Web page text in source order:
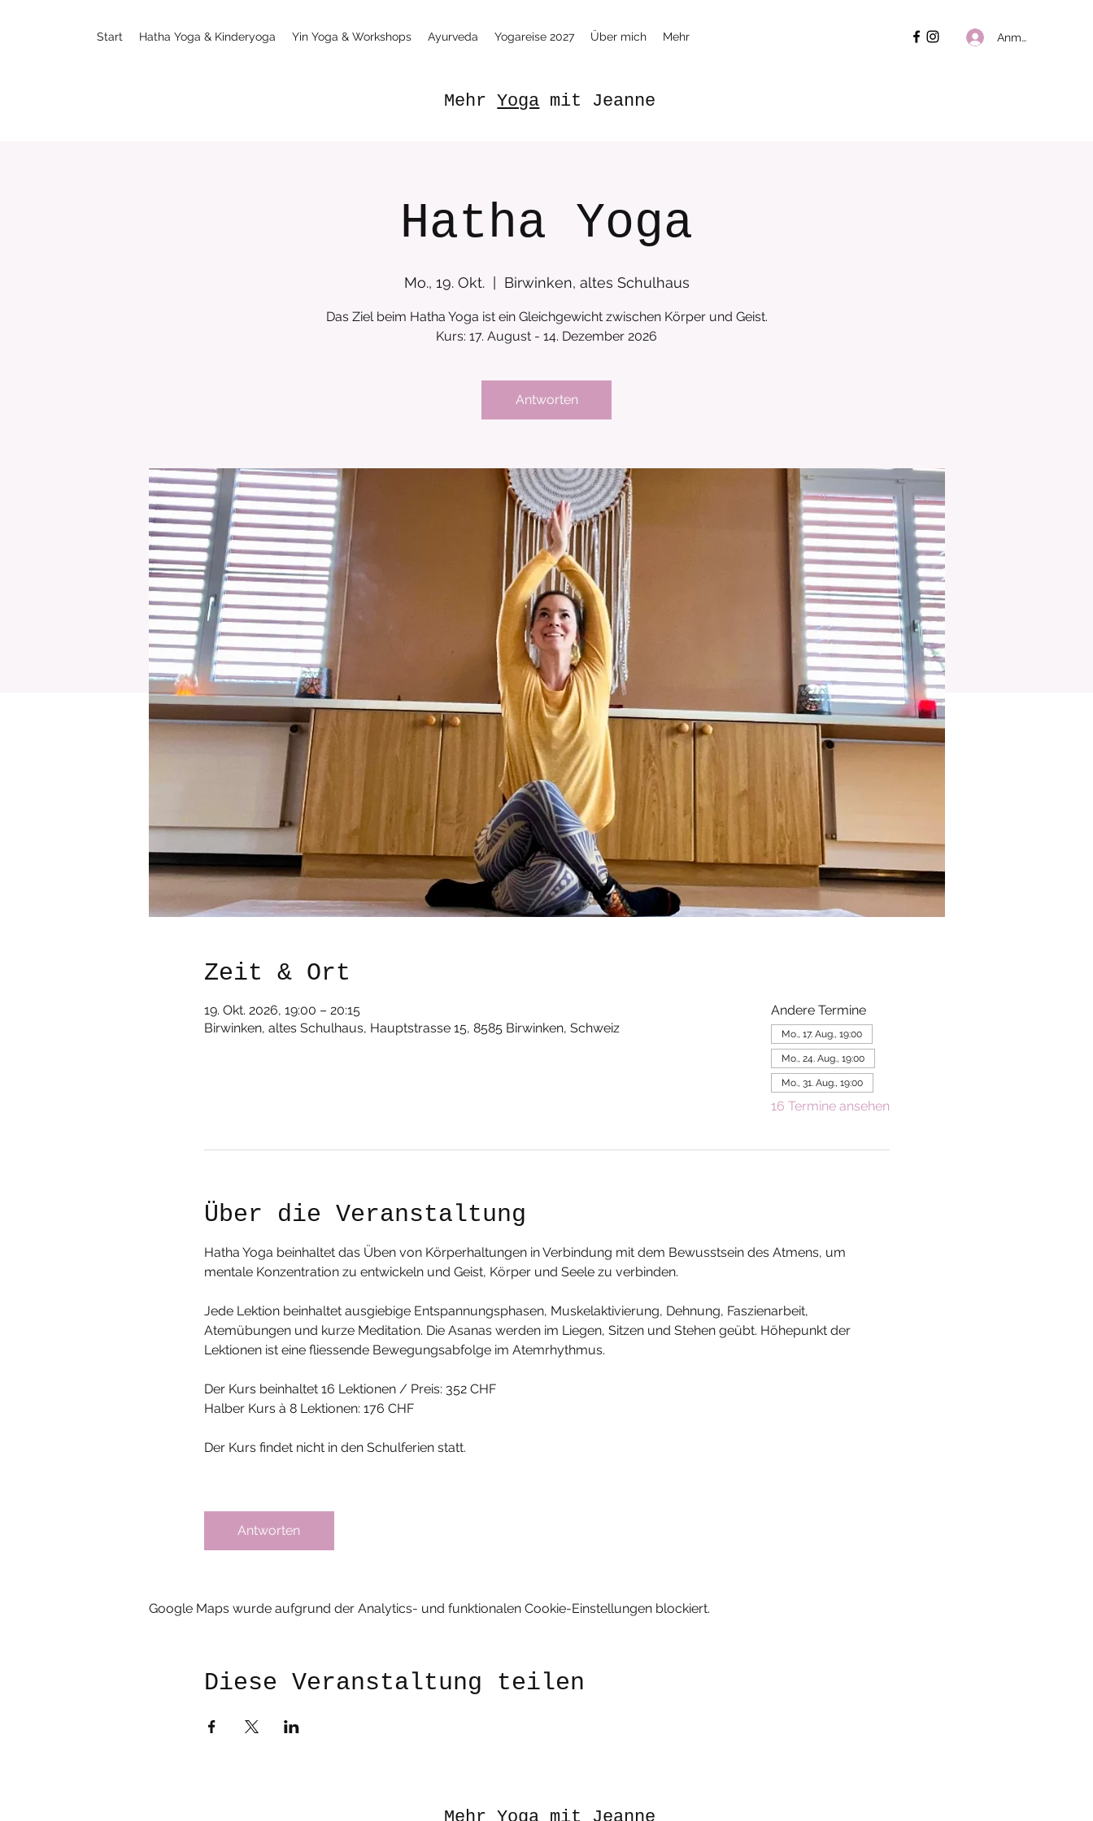
Start Hatha Yoga & Kinderyoga Yin Yoga & Workshops Ayurveda Yogareise 2027 Über mich Mehr Anmelden
MehrYoga mit Jeanne
Hatha Yoga
Mo., 19. Okt.
  |
Birwinken, altes Schulhaus
Das Ziel beim Hatha Yoga ist ein Gleichgewicht zwischen Körper und Geist.
Kurs: 17. August - 14. Dezember 2026
Antworten
Zeit & Ort
19. Okt. 2026, 19:00 – 20:15
Birwinken, altes Schulhaus, Hauptstrasse 15, 8585 Birwinken, Schweiz
Andere Termine
Mo., 17. Aug., 19:00
Mo., 24. Aug., 19:00
Mo., 31. Aug., 19:00
16 Termine ansehen
Über die Veranstaltung
Hatha Yoga beinhaltet das Üben von Körperhaltungen in Verbindung mit dem Bewusstsein des Atmens, um
mentale Konzentration zu entwickeln und Geist, Körper und Seele zu verbinden.
Jede Lektion beinhaltet ausgiebige Entspannungsphasen, Muskelaktivierung, Dehnung, Faszienarbeit,
Atemübungen und kurze Meditation. Die Asanas werden im Liegen, Sitzen und Stehen geübt. Höhepunkt der
Lektionen ist eine fliessende Bewegungsabfolge im Atemrhythmus.
Der Kurs beinhaltet 16 Lektionen / Preis: 352 CHF
Halber Kurs à 8 Lektionen: 176 CHF
Der Kurs findet nicht in den Schulferien statt.
Antworten
Google Maps wurde aufgrund der Analytics- und funktionalen Cookie-Einstellungen blockiert.
Diese Veranstaltung teilen